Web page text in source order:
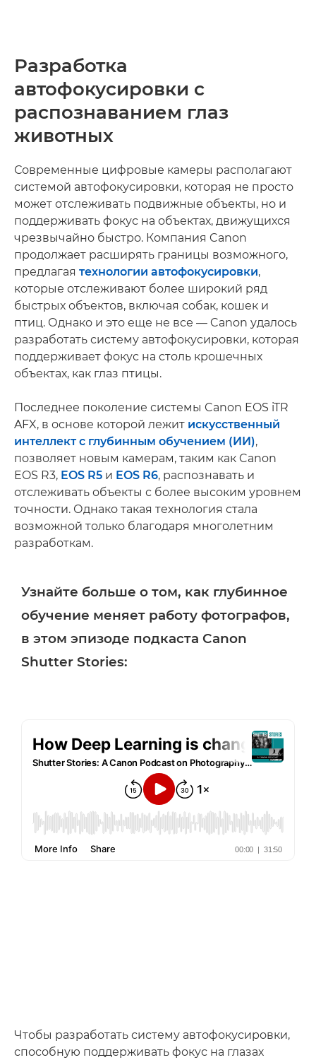
Разработка
автофокусировки с
распознаванием глаз
животных
Современные цифровые камеры располагают
системой автофокусировки, которая не просто
может отслеживать подвижные объекты, но и
поддерживать фокус на объектах, движущихся
чрезвычайно быстро. Компания Canon
продолжает расширять границы возможного,
предлагая технологии автофокусировки,
которые отслеживают более широкий ряд
быстрых объектов, включая собак, кошек и
птиц. Однако и это еще не все — Canon удалось
разработать систему автофокусировки, которая
поддерживает фокус на столь крошечных
объектах, как глаз птицы.
Последнее поколение системы Canon EOS iTR
AFX, в основе которой лежит искусственный
интеллект с глубинным обучением (ИИ),
позволяет новым камерам, таким как Canon
EOS R3, EOS R5 и EOS R6, распознавать и
отслеживать объекты с более высоким уровнем
точности. Однако такая технология стала
возможной только благодаря многолетним
разработкам.
Узнайте больше о том, как глубинное
обучение меняет работу фотографов,
в этом эпизоде подкаста Canon
Shutter Stories:
Чтобы разработать систему автофокусировки,
способную поддерживать фокус на глазах